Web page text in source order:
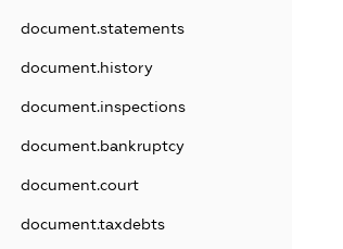
document.statements
document.history
document.inspections
document.bankruptcy
document.court
document.taxdebts